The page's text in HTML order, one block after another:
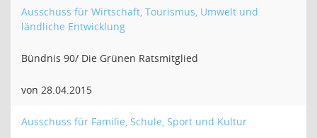
Ausschuss für Wirtschaft, Tourismus, Umwelt und
ländliche Entwicklung
Bündnis 90/ Die Grünen Ratsmitglied
von 28.04.2015
Ausschuss für Familie, Schule, Sport und Kultur